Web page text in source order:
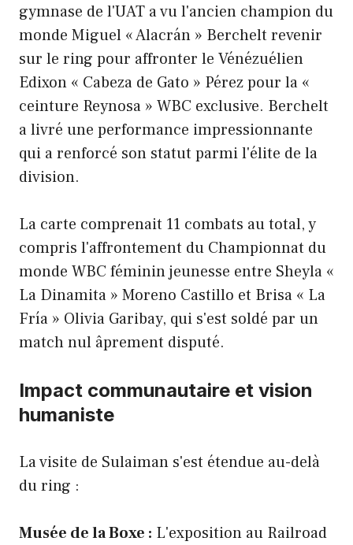
gymnase de l'UAT a vu l'ancien champion du
monde Miguel « Alacrán » Berchelt revenir
sur le ring pour affronter le Vénézuélien
Edixon « Cabeza de Gato » Pérez pour la «
ceinture Reynosa » WBC exclusive. Berchelt
a livré une performance impressionnante
qui a renforcé son statut parmi l'élite de la
division.
La carte comprenait 11 combats au total, y
compris l'affrontement du Championnat du
monde WBC féminin jeunesse entre Sheyla «
La Dinamita » Moreno Castillo et Brisa « La
Fría » Olivia Garibay, qui s'est soldé par un
match nul âprement disputé.
Impact communautaire et vision
humaniste
La visite de Sulaiman s'est étendue au-delà
du ring :
Musée de la Boxe : L'exposition au Railroad